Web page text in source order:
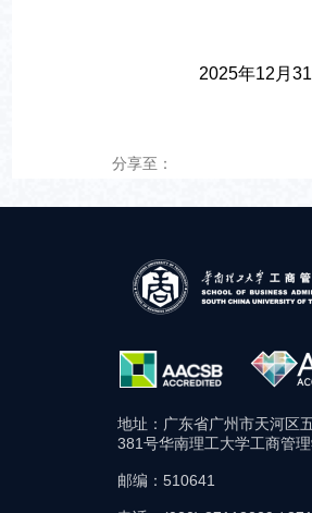
2025年12月31
分享至：
地址：广东省广州市天河区
381号华南理工大学工商管
邮编：510641